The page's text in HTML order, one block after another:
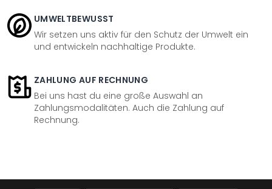
UMWELTBEWUSST
Wir setzen uns aktiv für den Schutz der Umwelt ein
und entwickeln nachhaltige Produkte.
ZAHLUNG AUF RECHNUNG
Bei uns hast du eine große Auswahl an
Zahlungsmodalitäten. Auch die Zahlung auf
Rechnung.